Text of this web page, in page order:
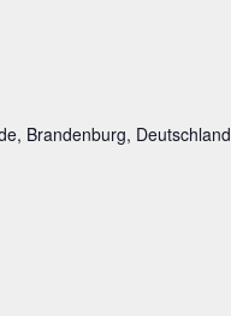
Brandenburg, Deutschland